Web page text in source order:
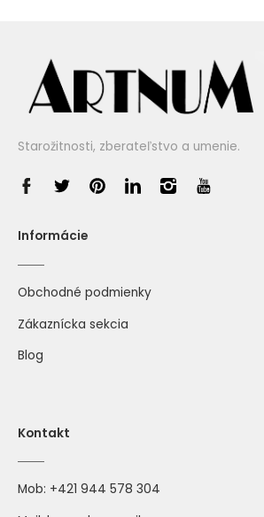
Starožitnosti, zberateľstvo a umenie.
Informácie
Obchodné podmienky
Zákaznícka sekcia
Blog
Kontakt
Mob: +421 944 578 304